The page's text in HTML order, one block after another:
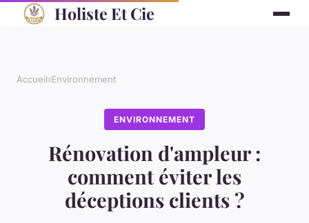
Holiste Et Cie
Accueil›Environnement
ENVIRONNEMENT
Rénovation d'ampleur :
comment éviter les
déceptions clients ?